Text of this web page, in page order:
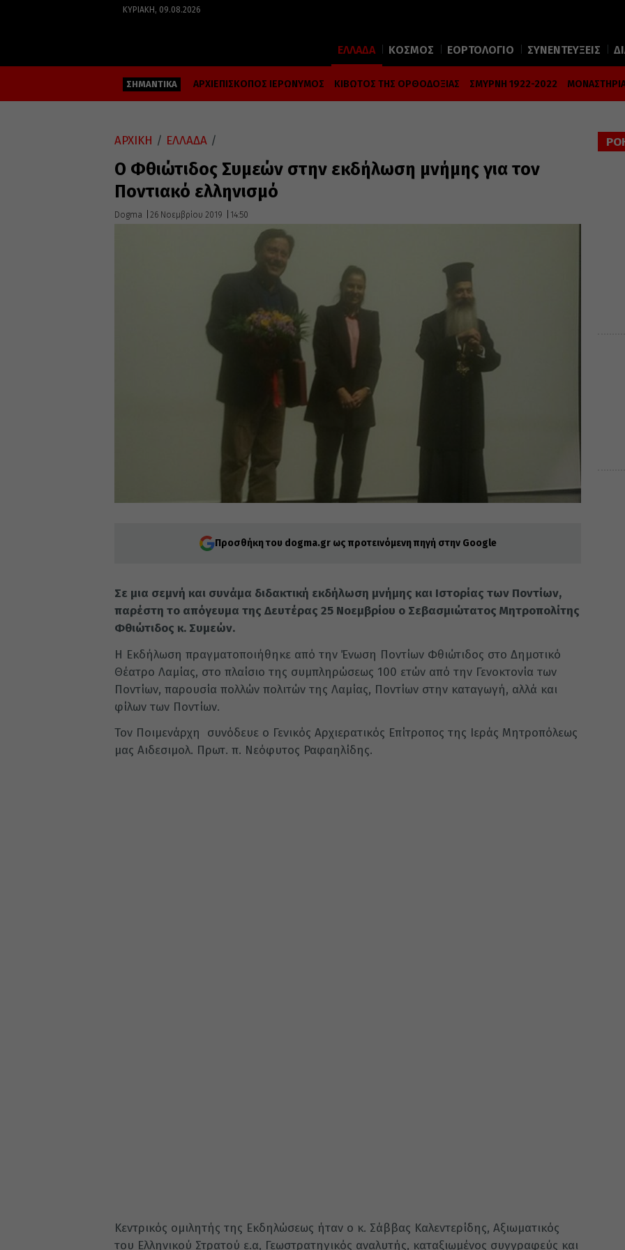
ΚΥΡΙΑΚΉ, 09.08.2026
ΕΛΛΑΔΑ ΚΟΣΜΟΣ ΕΟΡΤΟΛΟΓΙΟ ΣΥΝΕΝΤΕΥΞΕΙΣ
ΣΗΜΑΝΤΙΚΑ ΑΡΧΙΕΠΙΣΚΟΠΟΣ ΙΕΡΩΝΥΜΟΣ ΚΙΒΩΤΟΣ ΤΗΣ ΟΡΘΟΔΟΞΙΑΣ ΣΜΥΡΝΗ 1922-2022
ΑΡΧΙΚΗ / ΕΛΛΑΔΑ /
Ο Φθιώτιδος Συμεών στην εκδήλωση μνήμης για τον
Ποντιακό ελληνισμό
Dogma 26 Νοεμβρίου 2019 14:50
Προσθήκη του dogma.gr ως προτεινόμενη πηγή στην Google
Σε μια σεμνή και συνάμα διδακτική εκδήλωση μνήμης και Ιστορίας των Ποντίων,
παρέστη το απόγευμα της Δευτέρας 25 Νοεμβρίου ο Σεβασμιώτατος Μητροπολίτης
Φθιώτιδος κ. Συμεών.
Η Εκδήλωση πραγματοποιήθηκε από την Ένωση Ποντίων Φθιώτιδος στο Δημοτικό
Θέατρο Λαμίας, στο πλαίσιο της συμπληρώσεως 100 ετών από την Γενοκτονία των
Ποντίων, παρουσία πολλών πολιτών της Λαμίας, Ποντίων στην καταγωγή, αλλά και
φίλων των Ποντίων.
Τον Ποιμενάρχη συνόδευε ο Γενικός Αρχιερατικός Επίτροπος της Ιεράς Μητροπόλεως
μας Αιδεσιμολ. Πρωτ. π. Νεόφυτος Ραφαηλίδης.
Κεντρικός ομιλητής της Εκδηλώσεως ήταν ο κ. Σάββας Καλεντερίδης, Αξιωματικός
του Ελληνικού Στρατού ε.α, Γεωστρατηγικός αναλυτής, καταξιωμένος συγγραφεύς και